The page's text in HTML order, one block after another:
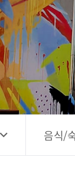
음식/